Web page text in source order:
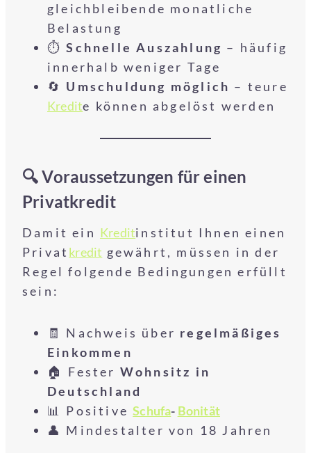
gleichbleibende monatliche
Belastung
⏱️Schnelle Auszahlung – häufig
innerhalb weniger Tage
🔄 Umschuldung möglich – teure
Kredite können abgelöst werden
🔍 Voraussetzungen für einen
Privatkredit
Damit ein Kreditinstitut Ihnen einen
Privat kredit gewährt, müssen in der
Regel folgende Bedingungen erfüllt
sein:
🧾 Nachweis über regelmäßiges
Einkommen
🏠 Fester Wohnsitz in
Deutschland
📊 PositiveSchufa- Bonität
👤 Mindestalter von 18 Jahren